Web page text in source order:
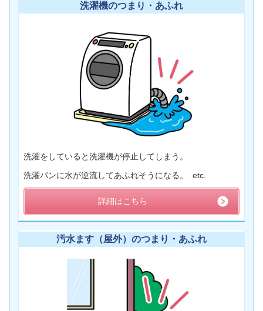
洗濯機のつまり・あふれ
洗濯をしていると洗濯機が停止してしまう。
洗濯パンに水が逆流してあふれそうになる。 etc.
詳細はこちら
汚水ます（屋外）のつまり・あふれ